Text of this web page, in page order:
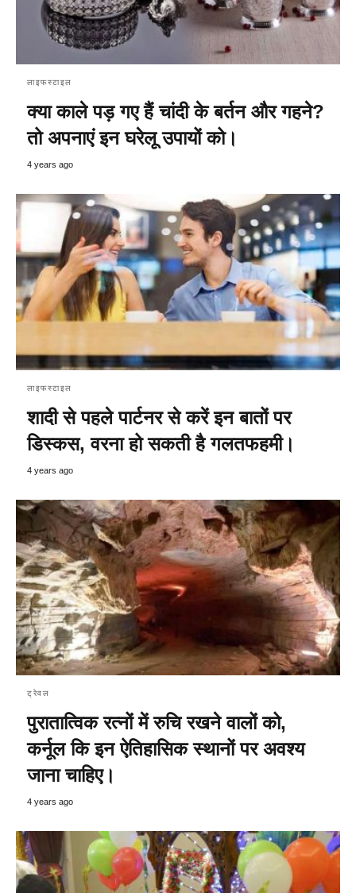
लाइफस्टाइल
क्या काले पड़ गए हैं चांदी के बर्तन और गहने?
तो अपनाएं इन घरेलू उपायों को।
4 years ago
लाइफस्टाइल
शादी से पहले पार्टनर से करें इन बातों पर
डिस्कस, वरना हो सकती है गलतफहमी।
4 years ago
ट्रेवल
पुरातात्विक रत्नों में रुचि रखने वालों को,
कर्नूल कि इन ऐतिहासिक स्थानों पर अवश्य
जाना चाहिए।
4 years ago